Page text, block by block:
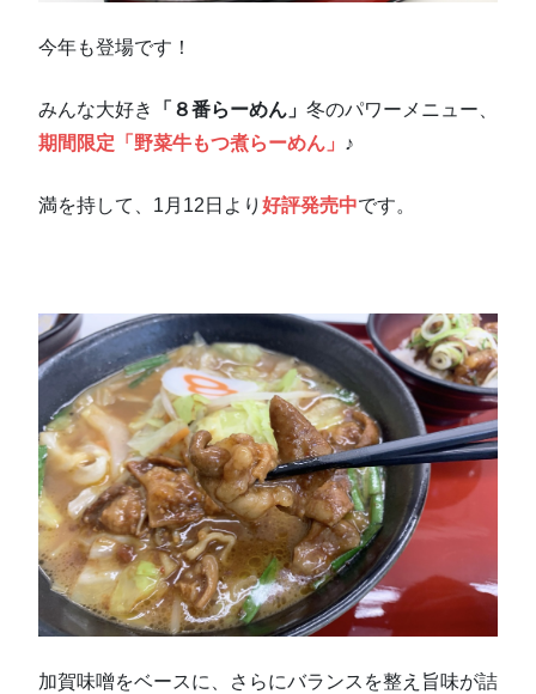
今年も登場です！
みんな大好き 「８番らーめん」 冬のパワーメニュー、
期間限定「野菜牛もつ煮らーめん」 ♪
満を持して、1月12日より 好評発売中です。
加賀味噌をベースに、さらにバランスを整え旨味が詰